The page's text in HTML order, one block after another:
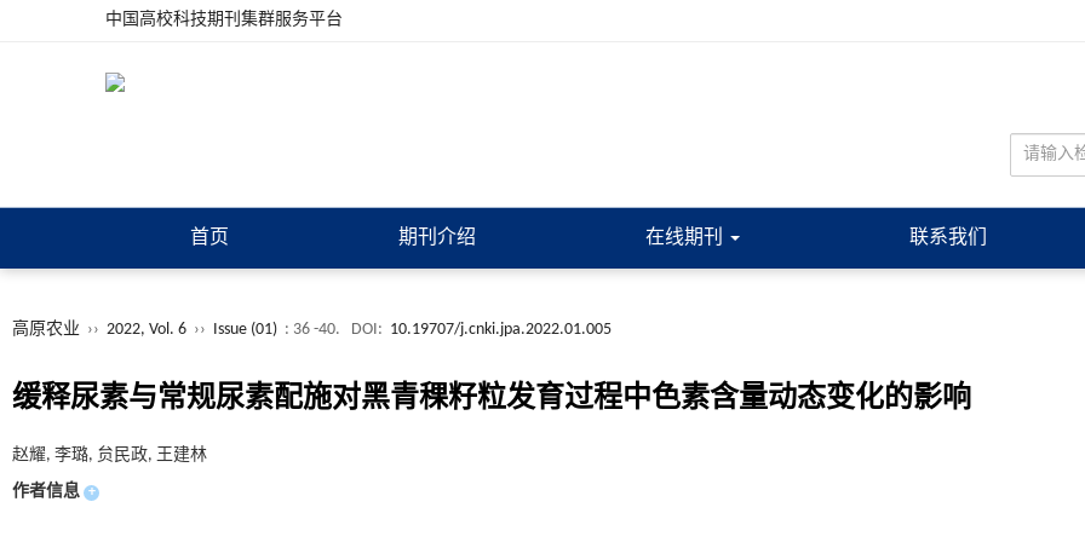
中国高校科技期刊集群服务平台
首页 期刊介绍 在线期刊 联系我们
高原农业 ›› 2022, Vol. 6 ›› Issue (01) : 36 -40. DOI: 10.19707/j.cnki.jpa.2022.01.005
缓释尿素与常规尿素配施对黑青稞籽粒发育过程中色素含量动态变化的影响
赵耀, 李璐, 贠民政, 王建林
作者信息 +